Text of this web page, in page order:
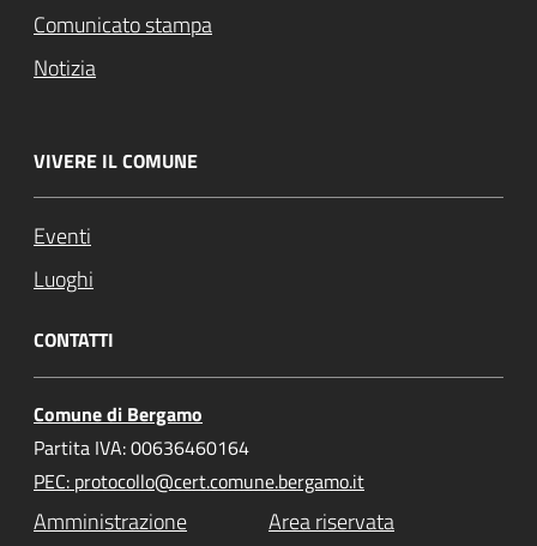
Comunicato stampa
Notizia
VIVERE IL COMUNE
Eventi
Luoghi
CONTATTI
Comune di Bergamo
Partita IVA: 00636460164
PEC: protocollo@cert.comune.bergamo.it
Amministrazione
Area riservata